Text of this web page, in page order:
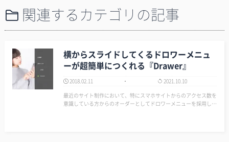
関連するカテゴリの記事
横からスライドしてくるドロワーメニュ
ーが超簡単につくれる『Drawer』
2018.02.11
2021.10.10
最近のサイト制作において、特にスマホサイトからのアクセス数を
意識している方からのオーダーとしてドロワーメニューを採用して